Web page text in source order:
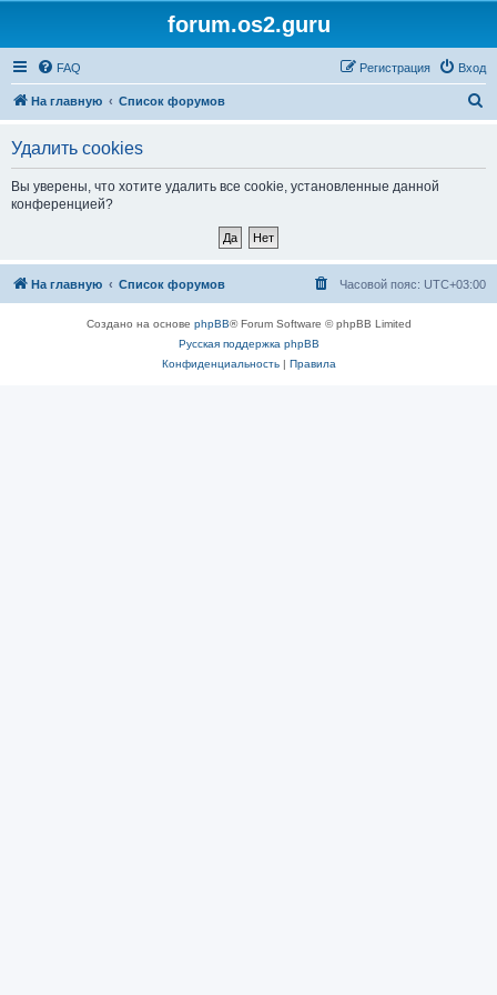
forum.os2.guru
FAQ Вход
Регистрация
На главную Список форумов
Удалить cookies
Вы уверены, что хотите удалить все cookie, установленные данной
конференцией?
На главную Список форумов Часовой пояс: UTC+03:00
Создано на основе phpBB® Forum Software © phpBB Limited
Русская поддержка phpBB
Конфиденциальность| Правила